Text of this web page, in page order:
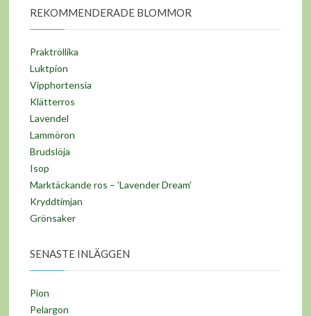
REKOMMENDERADE BLOMMOR
Praktröllika
Luktpion
Vipphortensia
Klätterros
Lavendel
Lammöron
Brudslöja
Isop
Marktäckande ros – ’Lavender Dream’
Kryddtimjan
Grönsaker
SENASTE INLÄGGEN
Pion
Pelargon